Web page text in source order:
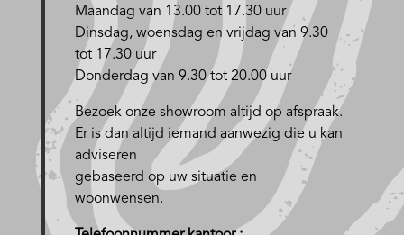
Maandag van 13.00 tot 17.30 uur
Dinsdag, woensdag en vrijdag van 9.30
tot 17.30 uur
Donderdag van 9.30 tot 20.00 uur
Bezoek onze showroom altijd op afspraak.
Er is dan altijd iemand aanwezig die u kan
adviseren
gebaseerd op uw situatie en
woonwensen.